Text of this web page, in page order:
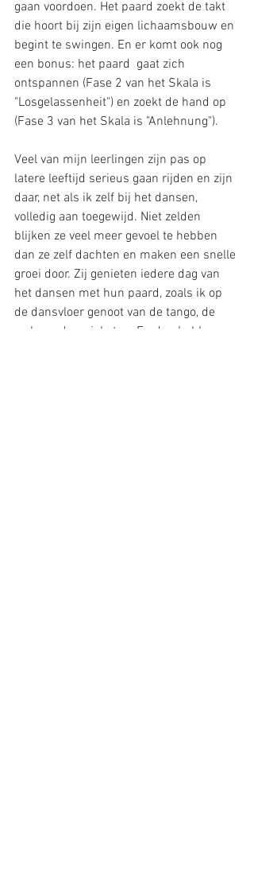
gaan voordoen. Het paard zoekt de takt
die hoort bij zijn eigen lichaamsbouw en
begint te swingen. En er komt ook nog
een bonus: het paard  gaat zich
ontspannen (Fase 2 van het Skala is
"Losgelassenheit") en zoekt de hand op
(Fase 3 van het Skala is "Anlehnung").
Veel van mijn leerlingen zijn pas op
latere leeftijd serieus gaan rijden en zijn
daar, net als ik zelf bij het dansen,
volledig aan toegewijd. Niet zelden
blijken ze veel meer gevoel te hebben
dan ze zelf dachten en maken een snelle
groei door. Zij genieten iedere dag van
het dansen met hun paard, zoals ik op
de dansvloer genoot van de tango, de
wals en de quickstep. En dan hebben